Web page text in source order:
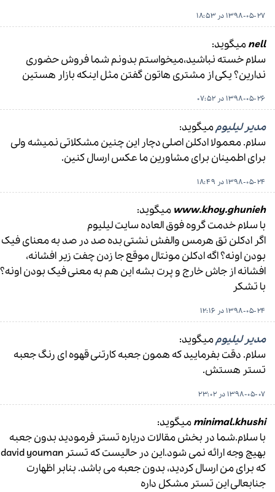
1398-05-27 در 18:53
nell میگوید:
سلام خسته نباشید،میخواستم بدونم شما فروش حضوری
ندارین؟ یکی از مشتری هاتون گفتن مثل اینکه بازار هستین
1398-05-26 در 07:52
مدیر لیلیوممیگوید:
سلام. معمولا ادکلن اصلی دچار این چنین مشکلاتی نمیشه ولی
برای اطمینان برای مشاورین ما عکس ارسال کنین.
1398-05-24 در 18:49
www.khoy.ghunieh میگوید:
با سلام خدمت گروه فوق العاده سایت لیلیوم
اگر ادکلن تق هرمس والفش نشتی بده صد در صد به معنای فیک
بودن اونه؟ اگه ادکلن مونتال موقع جا زدن چفت زیر افشانه،
افشانه از جاش خارج و پرت بشه این هم به معنی فیک بودن اونه؟
با تشکر
1398-05-24 در 12:16
مدیر لیلیوممیگوید:
سلام. دقت بفرمایید که همون جعبه کارتنی قهوه ای رنگ جعبه
تستر هستش.
1398-05-07 در 23:02
minimal.khushi میگوید:
با سلام.شما در بخش مقالات درباره تستر فرمودید بدون جعبه
بهیچ وجه ارائه نمی شود.این در حالیست که تستر david youman
که برای من ارسال کردید، بدون جعبه می باشد. بنابر اظهارت
جنابعالی این تستر مشکل داره